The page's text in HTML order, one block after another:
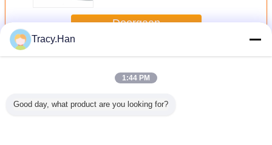
Doorgaan
MeerSchroef en Vat
Tracy.Han
1:44 PM
Good day, what product are you looking for?